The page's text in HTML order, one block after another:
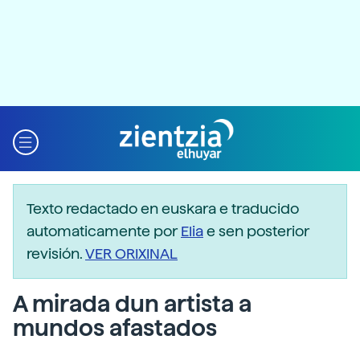
Texto redactado en euskara e traducido
automaticamente porEliae sen posterior
revisión.VER ORIXINAL
A mirada dun artista a
mundos afastados